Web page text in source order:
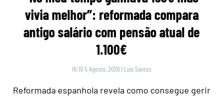
vivia melhor”: reformada compara
antigo salário com pensão atual de
1.100€
16:10 5 Agosto, 2026 | Luís Santos
Reformada espanhola revela como consegue gerir